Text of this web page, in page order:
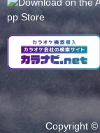
Copyright ©